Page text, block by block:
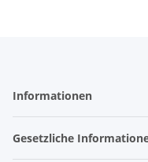
Informationen
Gesetzliche